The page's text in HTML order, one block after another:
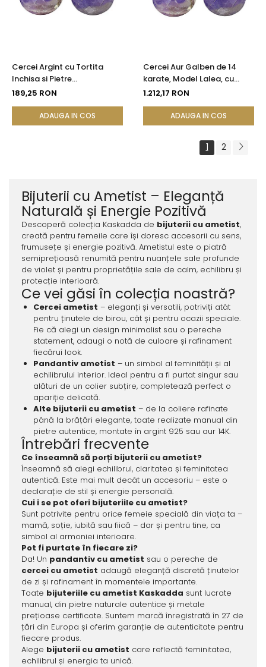
Cercei Argint cu Tortita
Inchisa si Pietre
Semipretioase Naturale de
189,25 RON
ADAUGA IN COS
Cercei Aur Galben de 14
karate, Model Lalea, cu
Pietre Semipretioase
Fatetat
1.212,17 RON
ADAUGA IN COS
1 2
Bijuterii cu Ametist – Eleganță
Naturală și Energie Pozitivă
Descoperă colecția Kaskadda de bijuterii cu ametist,
creată pentru femeile care își doresc accesorii cu sens,
frumusețe și energie pozitivă. Ametistul este o piatră
semiprețioasă renumită pentru nuanțele sale profunde
de violet și pentru proprietățile sale de calm, echilibru și
protecție interioară.
Ce vei găsi în colecția noastră?
Cercei ametist – eleganți și versatili, potriviți atât
pentru ținutele de birou, cât și pentru ocazii speciale.
Fie că alegi un design minimalist sau o pereche
statement, adaugi o notă de culoare și rafinament
fiecărui look.
Pandantiv ametist – un simbol al feminității și al
echilibrului interior. Ideal pentru a fi purtat singur sau
alături de un colier subțire, completează perfect o
apariție delicată.
Alte bijuterii cu ametist – de la coliere rafinate
până la brățări elegante, toate realizate manual din
pietre autentice, montate în argint 925 sau aur 14K.
Întrebări frecvente
Ce înseamnă să porți bijuterii cu ametist?
Înseamnă să alegi echilibrul, claritatea și feminitatea
autentică. Este mai mult decât un accesoriu – este o
declarație de stil și energie personală.
Cui i se pot oferi bijuteriile cu ametist?
Sunt potrivite pentru orice femeie specială din viața ta –
mamă, soție, iubită sau fiică – dar și pentru tine, ca
simbol al armoniei interioare.
Pot fi purtate în fiecare zi?
Da! Un pandantiv cu ametist sau o pereche de
cercei cu ametist adaugă eleganță discretă ținutelor
de zi și rafinament în momentele importante.
Toate bijuteriile cu ametist Kaskadda sunt lucrate
manual, din pietre naturale autentice și metale
prețioase certificate. Suntem marcă înregistrată în 27 de
țări din Europa și oferim garanție de autenticitate pentru
fiecare produs.
Alege bijuterii cu ametist care reflectă feminitatea,
echilibrul și energia ta unică.